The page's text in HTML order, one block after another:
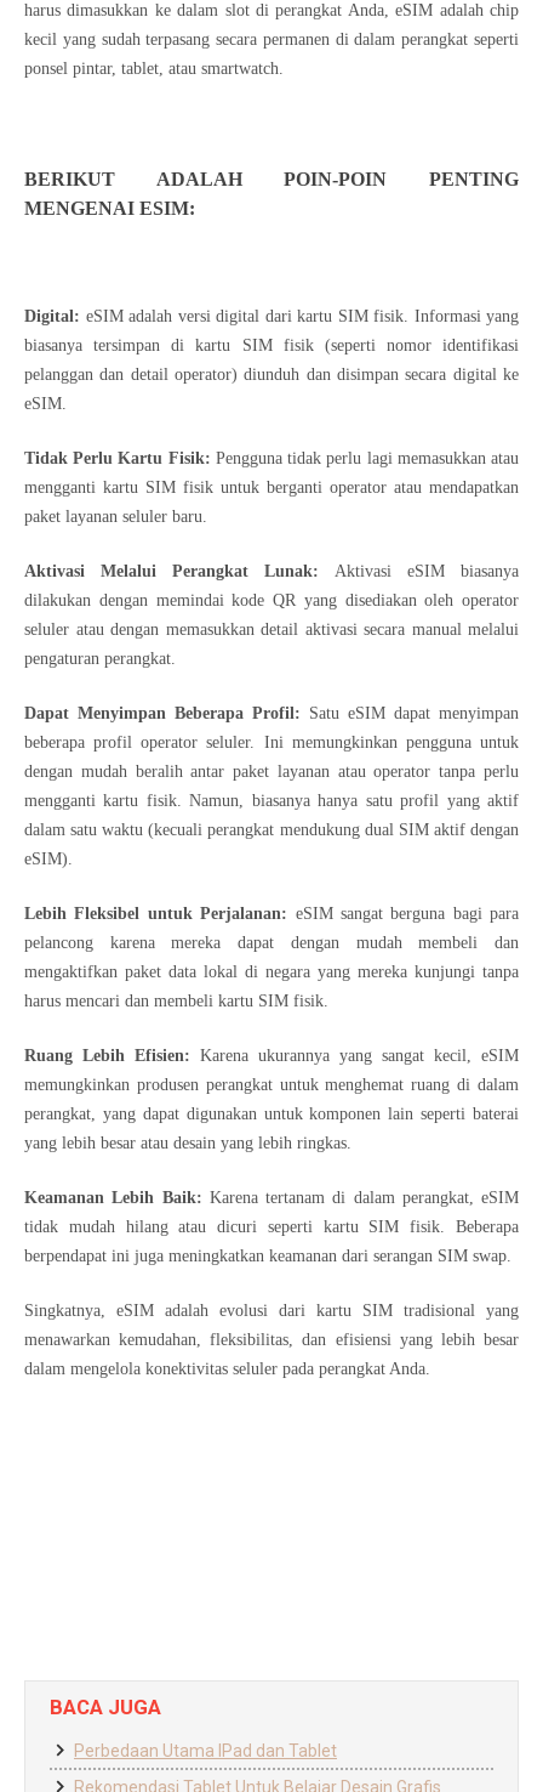
harus dimasukkan ke dalam slot di perangkat Anda, eSIM adalah chip
kecil yang sudah terpasang secara permanen di dalam perangkat seperti
ponsel pintar, tablet, atau smartwatch.
BERIKUT ADALAH POIN-POIN PENTING
MENGENAI ESIM:
Digital: eSIM adalah versi digital dari kartu SIM fisik. Informasi yang
biasanya tersimpan di kartu SIM fisik (seperti nomor identifikasi
pelanggan dan detail operator) diunduh dan disimpan secara digital ke
eSIM.
Tidak Perlu Kartu Fisik: Pengguna tidak perlu lagi memasukkan atau
mengganti kartu SIM fisik untuk berganti operator atau mendapatkan
paket layanan seluler baru.
Aktivasi Melalui Perangkat Lunak: Aktivasi eSIM biasanya
dilakukan dengan memindai kode QR yang disediakan oleh operator
seluler atau dengan memasukkan detail aktivasi secara manual melalui
pengaturan perangkat.
Dapat Menyimpan Beberapa Profil: Satu eSIM dapat menyimpan
beberapa profil operator seluler. Ini memungkinkan pengguna untuk
dengan mudah beralih antar paket layanan atau operator tanpa perlu
mengganti kartu fisik. Namun, biasanya hanya satu profil yang aktif
dalam satu waktu (kecuali perangkat mendukung dual SIM aktif dengan
eSIM).
Lebih Fleksibel untuk Perjalanan: eSIM sangat berguna bagi para
pelancong karena mereka dapat dengan mudah membeli dan
mengaktifkan paket data lokal di negara yang mereka kunjungi tanpa
harus mencari dan membeli kartu SIM fisik.
Ruang Lebih Efisien: Karena ukurannya yang sangat kecil, eSIM
memungkinkan produsen perangkat untuk menghemat ruang di dalam
perangkat, yang dapat digunakan untuk komponen lain seperti baterai
yang lebih besar atau desain yang lebih ringkas.
Keamanan Lebih Baik: Karena tertanam di dalam perangkat, eSIM
tidak mudah hilang atau dicuri seperti kartu SIM fisik. Beberapa
berpendapat ini juga meningkatkan keamanan dari serangan SIM swap.
Singkatnya, eSIM adalah evolusi dari kartu SIM tradisional yang
menawarkan kemudahan, fleksibilitas, dan efisiensi yang lebih besar
dalam mengelola konektivitas seluler pada perangkat Anda.
BACA JUGA
Perbedaan Utama IPad dan Tablet
Rekomendasi Tablet Untuk Belajar Desain Grafis